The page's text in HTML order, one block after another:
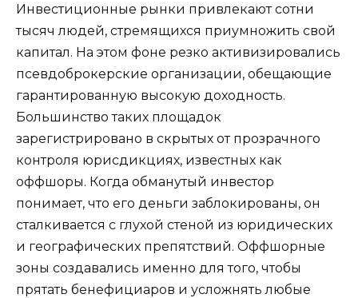
Инвестиционные рынки привлекают сотни
тысяч людей, стремящихся приумножить свой
капитал. На этом фоне резко активизировались
псевдоброкерские организации, обещающие
гарантированную высокую доходность.
Большинство таких площадок
зарегистрировано в скрытых от прозрачного
контроля юрисдикциях, известных как
оффшоры. Когда обманутый инвестор
понимает, что его деньги заблокированы, он
сталкивается с глухой стеной из юридических
и географических препятствий. Оффшорные
зоны создавались именно для того, чтобы
прятать бенефициаров и усложнять любые